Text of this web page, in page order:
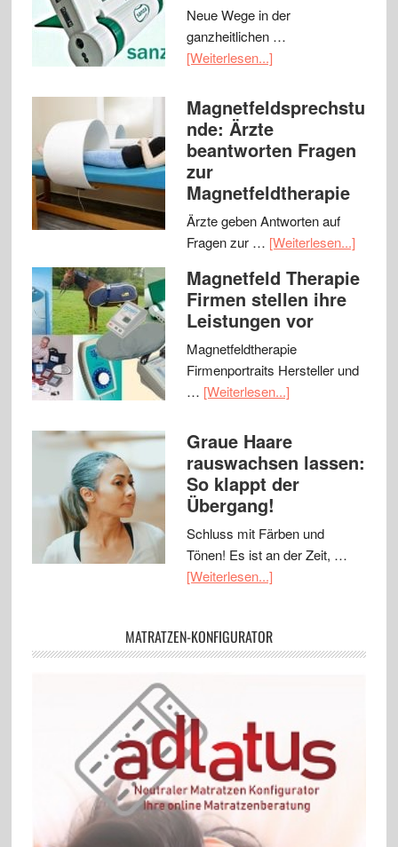
Neue Wege in der
ganzheitlichen …
[Weiterlesen...]
Magnetfeldsprechstu
nde: Ärzte
beantworten Fragen
zur
Magnetfeldtherapie
Ärzte geben Antworten auf
Fragen zur … [Weiterlesen...]
Magnetfeld Therapie
Firmen stellen ihre
Leistungen vor
Magnetfeldtherapie
Firmenportraits Hersteller und
… [Weiterlesen...]
Graue Haare
rauswachsen lassen:
So klappt der
Übergang!
Schluss mit Färben und
Tönen! Es ist an der Zeit, …
[Weiterlesen...]
MATRATZEN-KONFIGURATOR